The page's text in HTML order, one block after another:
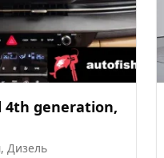
4th generation,
Дизель